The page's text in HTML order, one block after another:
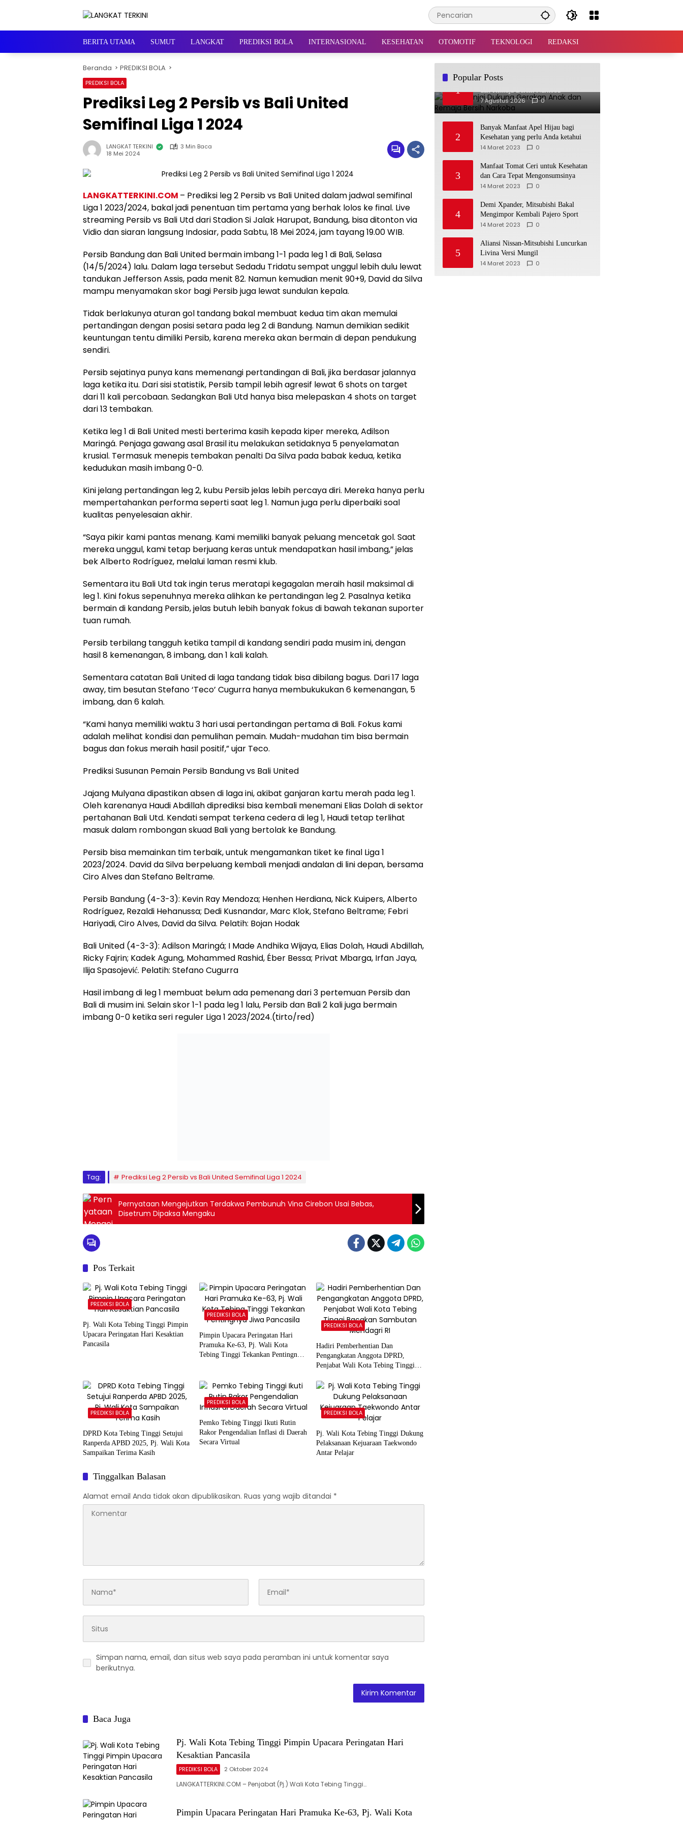
BERITA UTAMA SUMUT LANGKAT PREDIKSI BOLA INTERNASIONAL KESEHATAN OTOMOTIF TEKNOLOGI REDAKSI
Beranda PREDIKSI BOLA
PREDIKSI BOLA
Prediksi Leg 2 Persib vs Bali United
Semifinal Liga 1 2024
LANGKAT TERKINI
3 Min Baca
18 Mei 2024
LANGKATTERKINI.COM – Prediksi leg 2 Persib vs Bali United dalam jadwal semifinal
Liga 1 2023/2024, bakal jadi penentuan tim pertama yang berhak lolos ke final. Live
streaming Persib vs Bali Utd dari Stadion Si Jalak Harupat, Bandung, bisa ditonton via
Vidio dan siaran langsung Indosiar, pada Sabtu, 18 Mei 2024, jam tayang 19.00 WIB.
Persib Bandung dan Bali United bermain imbang 1-1 pada leg 1 di Bali, Selasa
(14/5/2024) lalu. Dalam laga tersebut Sedadu Tridatu sempat unggul lebih dulu lewat
tandukan Jefferson Assis, pada menit 82. Namun kemudian menit 90+9, David da Silva
mampu menyamakan skor bagi Persib juga lewat sundulan kepala.
Tidak berlakunya aturan gol tandang bakal membuat kedua tim akan memulai
pertandingan dengan posisi setara pada leg 2 di Bandung. Namun demikian sedikit
keuntungan tentu dimiliki Persib, karena mereka akan bermain di depan pendukung
sendiri.
Persib sejatinya punya kans memenangi pertandingan di Bali, jika berdasar jalannya
laga ketika itu. Dari sisi statistik, Persib tampil lebih agresif lewat 6 shots on target
dari 11 kali percobaan. Sedangkan Bali Utd hanya bisa melepaskan 4 shots on target
dari 13 tembakan.
Ketika leg 1 di Bali United mesti berterima kasih kepada kiper mereka, Adilson
Maringá. Penjaga gawang asal Brasil itu melakukan setidaknya 5 penyelamatan
krusial. Termasuk menepis tembakan penalti Da Silva pada babak kedua, ketika
kedudukan masih imbang 0-0.
Kini jelang pertandingan leg 2, kubu Persib jelas lebih percaya diri. Mereka hanya perlu
mempertahankan performa seperti saat leg 1. Namun juga perlu diperbaiki soal
kualitas penyelesaian akhir.
“Saya pikir kami pantas menang. Kami memiliki banyak peluang mencetak gol. Saat
mereka unggul, kami tetap berjuang keras untuk mendapatkan hasil imbang,” jelas
bek Alberto Rodríguez, melalui laman resmi klub.
Sementara itu Bali Utd tak ingin terus meratapi kegagalan meraih hasil maksimal di
leg 1. Kini fokus sepenuhnya mereka alihkan ke pertandingan leg 2. Pasalnya ketika
bermain di kandang Persib, jelas butuh lebih banyak fokus di bawah tekanan suporter
tuan rumah.
Persib terbilang tangguh ketika tampil di kandang sendiri pada musim ini, dengan
hasil 8 kemenangan, 8 imbang, dan 1 kali kalah.
Sementara catatan Bali United di laga tandang tidak bisa dibilang bagus. Dari 17 laga
away, tim besutan Stefano ‘Teco’ Cugurra hanya membukukukan 6 kemenangan, 5
imbang, dan 6 kalah.
“Kami hanya memiliki waktu 3 hari usai pertandingan pertama di Bali. Fokus kami
adalah melihat kondisi dan pemulihan pemain. Mudah-mudahan tim bisa bermain
bagus dan fokus meraih hasil positif,” ujar Teco.
Prediksi Susunan Pemain Persib Bandung vs Bali United
Jajang Mulyana dipastikan absen di laga ini, akibat ganjaran kartu merah pada leg 1.
Oleh karenanya Haudi Abdillah diprediksi bisa kembali menemani Elias Dolah di sektor
pertahanan Bali Utd. Kendati sempat terkena cedera di leg 1, Haudi tetap terlihat
masuk dalam rombongan skuad Bali yang bertolak ke Bandung.
Persib bisa memainkan tim terbaik, untuk mengamankan tiket ke final Liga 1
2023/2024. David da Silva berpeluang kembali menjadi andalan di lini depan, bersama
Ciro Alves dan Stefano Beltrame.
Persib Bandung (4-3-3): Kevin Ray Mendoza; Henhen Herdiana, Nick Kuipers, Alberto
Rodríguez, Rezaldi Hehanussa; Dedi Kusnandar, Marc Klok, Stefano Beltrame; Febri
Hariyadi, Ciro Alves, David da Silva. Pelatih: Bojan Hodak
Bali United (4-3-3): Adilson Maringá; I Made Andhika Wijaya, Elias Dolah, Haudi Abdillah,
Ricky Fajrin; Kadek Agung, Mohammed Rashid, Éber Bessa; Privat Mbarga, Irfan Jaya,
Ilija Spasojević. Pelatih: Stefano Cugurra
Hasil imbang di leg 1 membuat belum ada pemenang dari 3 pertemuan Persib dan
Bali di musim ini. Selain skor 1-1 pada leg 1 lalu, Persib dan Bali 2 kali juga bermain
imbang 0-0 ketika seri reguler Liga 1 2023/2024.(tirto/red)
Tag: Prediksi Leg 2 Persib vs Bali United Semifinal Liga 1 2024
Pernyataan Mengejutkan Terdakwa Pembunuh Vina Cirebon Usai Bebas,
Disetrum Dipaksa Mengaku
Pos Terkait
PREDIKSI BOLA
Pj. Wali Kota Tebing Tinggi Pimpin
Upacara Peringatan Hari Kesaktian
Pancasila
PREDIKSI BOLA
Pimpin Upacara Peringatan Hari
Pramuka Ke-63, Pj. Wali Kota
Tebing Tinggi Tekankan Pentingnya
PREDIKSI BOLA
Hadiri Pemberhentian Dan
Pengangkatan Anggota DPRD,
Penjabat Wali Kota Tebing Tinggi
PREDIKSI BOLA
DPRD Kota Tebing Tinggi Setujui
Ranperda APBD 2025, Pj. Wali Kota
Sampaikan Terima Kasih
PREDIKSI BOLA
Pemko Tebing Tinggi Ikuti Rutin
Rakor Pengendalian Inflasi di Daerah
Secara Virtual
PREDIKSI BOLA
Pj. Wali Kota Tebing Tinggi Dukung
Pelaksanaan Kejuaraan Taekwondo
Antar Pelajar
Tinggalkan Balasan
Alamat email Anda tidak akan dipublikasikan. Ruas yang wajib ditandai *
Simpan nama, email, dan situs web saya pada peramban ini untuk komentar saya
berikutnya.
Baca Juga
Pj. Wali Kota Tebing Tinggi Pimpin Upacara Peringatan Hari
Kesaktian Pancasila
PREDIKSI BOLA 2 Oktober 2024
LANGKATTERKINI.COM – Penjabat (Pj.) Wali Kota Tebing Tinggi…
Pimpin Upacara Peringatan Hari Pramuka Ke-63, Pj. Wali Kota
Popular Posts
1
TP PKK Binjai Dukung Gerakan Anak
dan Remaja Bersih Narkoba
7 Agustus 2026 0
2
Banyak Manfaat Apel Hijau bagi
Kesehatan yang perlu Anda ketahui
14 Maret 2023 0
3
Manfaat Tomat Ceri untuk Kesehatan
dan Cara Tepat Mengonsumsinya
14 Maret 2023 0
4
Demi Xpander, Mitsubishi Bakal
Mengimpor Kembali Pajero Sport
14 Maret 2023 0
5
Aliansi Nissan-Mitsubishi Luncurkan
Livina Versi Mungil
14 Maret 2023 0